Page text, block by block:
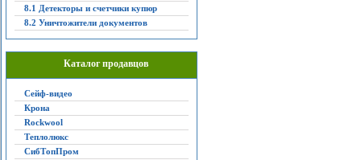
8.1 Детекторы и счетчики купюр
8.2 Уничтожители документов
Каталог продавцов
Сейф-видео
Крона
Rockwool
Теплолюкс
СибТопПром